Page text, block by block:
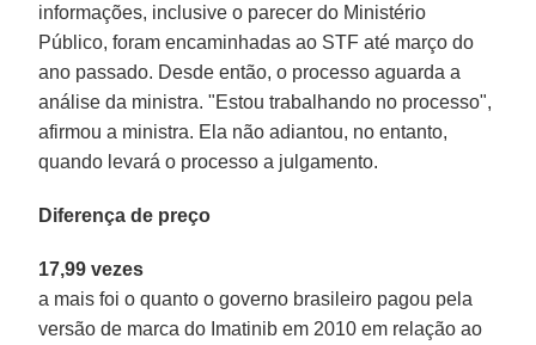
informações, inclusive o parecer do Ministério
Público, foram encaminhadas ao STF até março do
ano passado. Desde então, o processo aguarda a
análise da ministra. "Estou trabalhando no processo",
afirmou a ministra. Ela não adiantou, no entanto,
quando levará o processo a julgamento.
Diferença de preço
17,99 vezes
a mais foi o quanto o governo brasileiro pagou pela
versão de marca do Imatinib em 2010 em relação ao